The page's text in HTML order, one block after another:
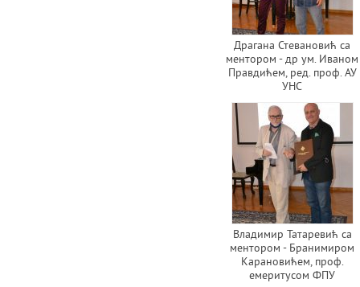
Драгана Стевановић са
ментором - др ум. Иваном
Правдићем, ред. проф. АУ
УНС
Владимир Татаревић са
ментором - Бранимиром
Карановићем, проф.
емеритусом ФПУ